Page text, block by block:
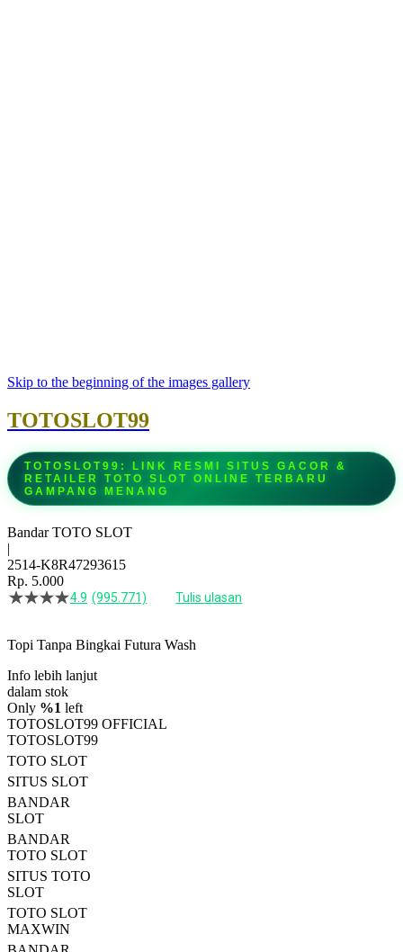
Skip to the beginning of the images gallery
TOTOSLOT99
TOTOSLOT99: LINK RESMI SITUS GACOR &
RETAILER TOTO SLOT ONLINE TERBARU
GAMPANG MENANG
Bandar TOTO SLOT
|
2514-K8R47293615
Rp. 5.000
4.5
bintang,
rating
rata-
rata.
Read
13
Reviews.
Tautan
halaman
yang
sama.
4.9 (995.771) Tulis ulasan
Topi Tanpa Bingkai Futura Wash
Info lebih lanjut
dalam stok
Only %1 left
TOTOSLOT99 OFFICIAL
TOTOSLOT99
TOTO SLOT
SITUS SLOT
BANDAR
SLOT
BANDAR
TOTO SLOT
SITUS TOTO
SLOT
TOTO SLOT
MAXWIN